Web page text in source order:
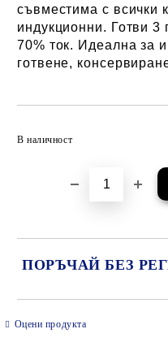
съвместима с всички
индукционни. Готви 3
70% ток. Идеална за
готвене,
В наличност
ПОРЪЧАЙ БЕЗ
Оцени продукта